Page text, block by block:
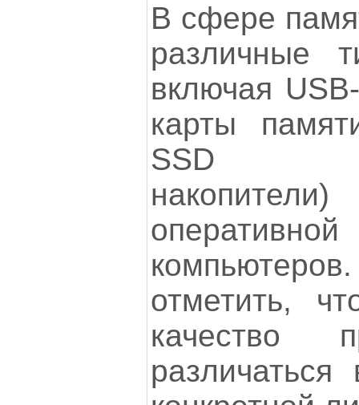
В сфере
различные
включая
карты
SSD
отметить,
качество